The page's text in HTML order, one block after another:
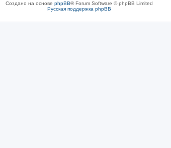
Создано на основе phpBB® Forum Software © phpBB Limited
Русская поддержка phpBB